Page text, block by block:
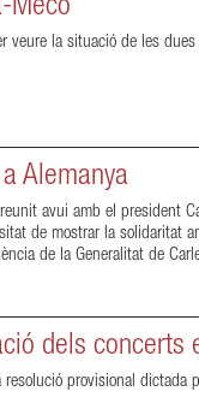
Meco
veure la situació de les
Alemanya
avui amb el president
de mostrar la solidaritat
de la Generalitat de
dels
provisional